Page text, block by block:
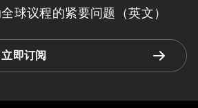
球议程的紧要问题（英文）
立即订阅